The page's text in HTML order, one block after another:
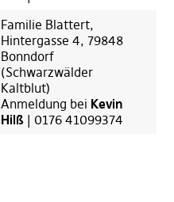
Familie Blattert,
Hintergasse 4, 79848
Bonndorf
(Schwarzwälder
Kaltblut)
Anmeldung bei Kevin
Hilß | 0176 41099374